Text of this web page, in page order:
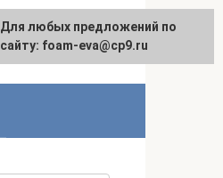
Для любых предложений по
сайту: foam-eva@cp9.ru